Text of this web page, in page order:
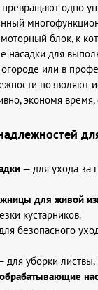
превращают одно
блок, к
насадки для
огороде или в
позволяют
экономя время,
— для ухода за
для живой
кустарников.
безопасного
для уборки